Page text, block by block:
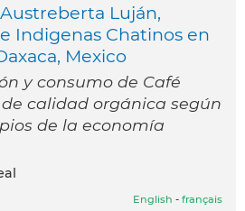
Luján,
Indigenas Chatinos en
Mexico
y consumo de Café
calidad orgánica según
de la economía
English - français